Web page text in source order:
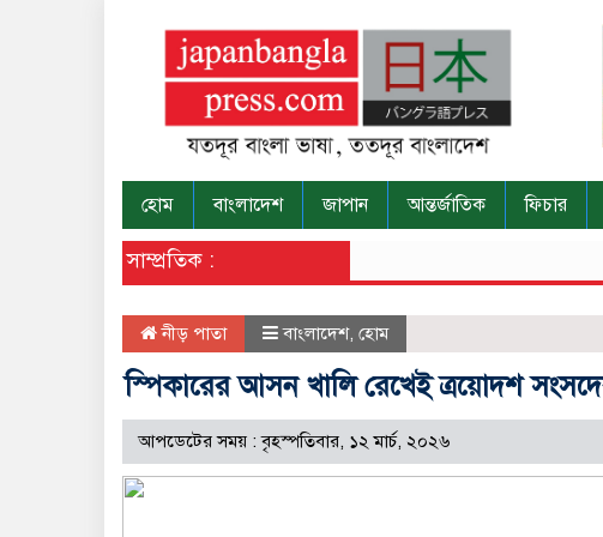
হোম বাংলাদেশ জাপান আন্তর্জাতিক ফিচার
সাম্প্রতিক :
নীড় পাতা বাংলাদেশ, হোম
স্পিকারের আসন খালি রেখেই ত্রয়োদশ
আপডেটের সময় : বৃহস্পতিবার, ১২ মার্চ, ২০২৬